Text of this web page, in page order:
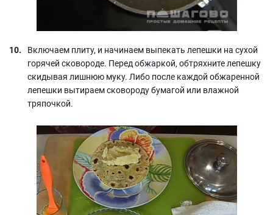
Включаем плиту, и начинаем выпекать лепешки на сухой
горячей сковороде. Перед обжаркой, обтряхните лепешку
скидывая лишнюю муку. Либо после каждой обжаренной
лепешки вытираем сковороду бумагой или влажной
тряпочкой.